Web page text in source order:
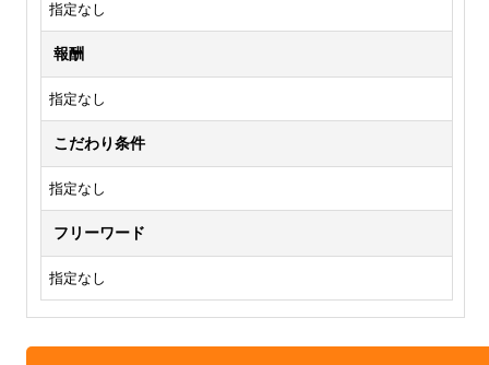
指定なし
報酬
指定なし
こだわり条件
指定なし
フリーワード
指定なし